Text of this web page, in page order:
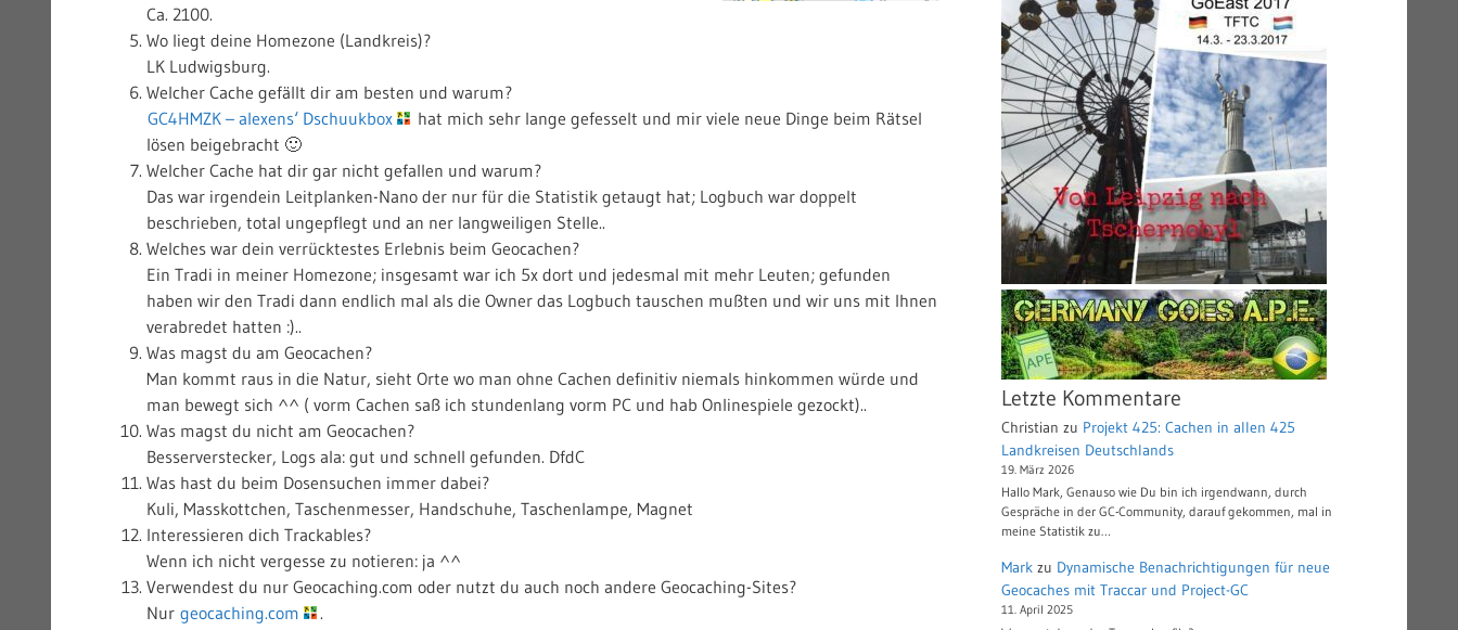
Ca. 2100.
Wo liegt deine Homezone (Landkreis)?
LK Ludwigsburg.
Welcher Cache gefällt dir am besten und warum?
GC4HMZK – alexens‘ Dschuukbox
hat mich sehr lange gefesselt und mir viele neue Dinge beim Rätsel
lösen beigebracht 🙂
Welcher Cache hat dir gar nicht gefallen und warum?
Das war irgendein Leitplanken-Nano der nur für die Statistik getaugt hat; Logbuch war doppelt
beschrieben, total ungepflegt und an ner langweiligen Stelle..
Welches war dein verrücktestes Erlebnis beim Geocachen?
Ein Tradi in meiner Homezone; insgesamt war ich 5x dort und jedesmal mit mehr Leuten; gefunden
haben wir den Tradi dann endlich mal als die Owner das Logbuch tauschen mußten und wir uns mit Ihnen
verabredet hatten :)..
Was magst du am Geocachen?
Man kommt raus in die Natur, sieht Orte wo man ohne Cachen definitiv niemals hinkommen würde und
man bewegt sich ^^ ( vorm Cachen saß ich stundenlang vorm PC und hab Onlinespiele gezockt)..
Was magst du nicht am Geocachen?
Besserverstecker, Logs ala: gut und schnell gefunden. DfdC
Was hast du beim Dosensuchen immer dabei?
Kuli, Masskottchen, Taschenmesser, Handschuhe, Taschenlampe, Magnet
Interessieren dich Trackables?
Wenn ich nicht vergesse zu notieren: ja ^^
Verwendest du nur Geocaching.com oder nutzt du auch noch andere Geocaching-Sites?
Nur geocaching.com
.
Letzte Kommentare
Christian zu Projekt 425: Cachen in allen 425
Landkreisen Deutschlands
19. März 2026
Hallo Mark, Genauso wie Du bin ich irgendwann, durch
Gespräche in der GC-Community, darauf gekommen, mal in
meine Statistik zu…
Mark zu Dynamische Benachrichtigungen für neue
Geocaches mit Traccar und Project-GC
11. April 2025